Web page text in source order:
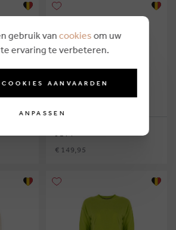
JEFF
€ 149,95
gebruik vancookies om uw
ervaring te verbeteren.
AANVAARDEN
ANPASSEN